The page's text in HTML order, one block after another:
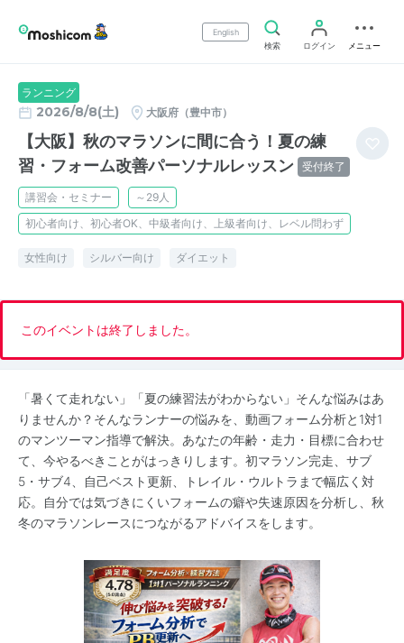
English
検索
ログイン メニュー
ランニング
2026/8/8(土) 大阪府（豊中市）
【大阪】秋のマラソンに間に合う！夏の練
習・フォーム改善パーソナルレッスン 受付終了
講習会・セミナー
～29人
初心者向け、初心者OK、中級者向け、上級者向け、レベル問わず
女性向け シルバー向け ダイエット
このイベントは終了しました。
「暑くて走れない」「夏の練習法がわからない」そんな悩みはあ
りませんか？そんなランナーの悩みを、動画フォーム分析と1対1
のマンツーマン指導で解決。あなたの年齢・走力・目標に合わせ
て、今やるべきことがはっきりします。初マラソン完走、サブ
5・サブ4、自己ベスト更新、トレイル・ウルトラまで幅広く対
応。自分では気づきにくいフォームの癖や失速原因を分析し、秋
冬のマラソンレースにつながるアドバイスをします。